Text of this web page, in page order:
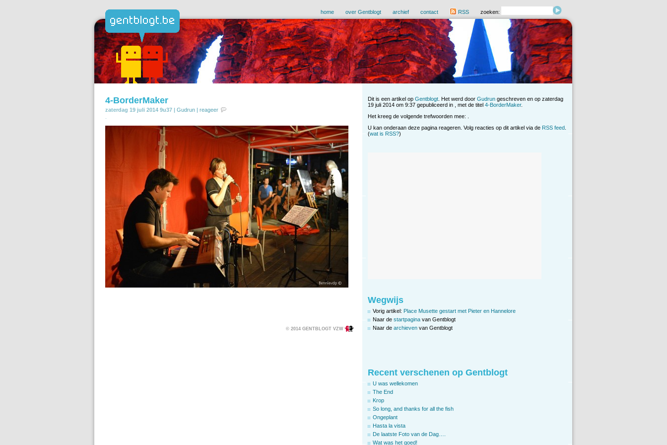
home over Gentblogt archief contact RSS zoeken:
4-BorderMaker
zaterdag 19 juli 2014 9u37 | Gudrun | reageer
© 2014 GENTBLOGT VZW
Dit is een artikel op Gentblogt . Het werd door Gudrun geschreven en op zaterdag
19 juli 2014 om 9:37 gepubliceerd in , met de titel 4-BorderMaker.
Het kreeg de volgende trefwoorden mee: .
U kan onderaan deze pagina reageren. Volg reacties op dit artikel via de RSS feed.
(wat is RSS?)
Wegwijs
Vorig artikel: Place Musette gestart met Pieter en Hannelore
Naar de startpagina van Gentblogt
Naar de archieven van Gentblogt
Recent verschenen op Gentblogt
U was wellekomen
The End
Krop
So long, and thanks for all the fish
Ongeplant
Hasta la vista
De laatste Foto van de Dag….
Wat was het goed!